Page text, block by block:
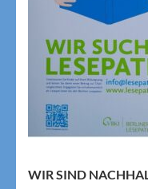
WIR SIND